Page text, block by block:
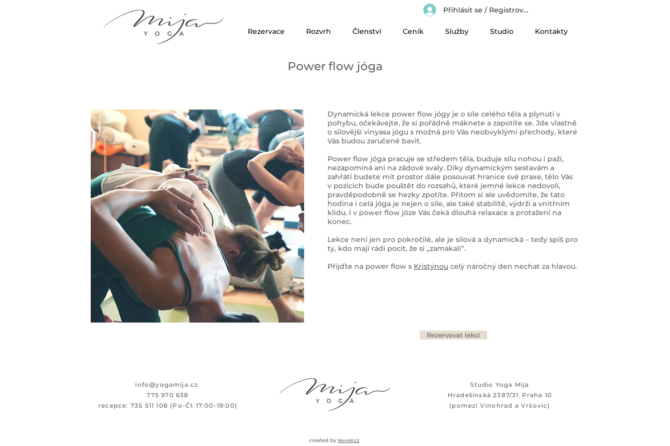
Přihlásit se / Registrovat
Rezervace Rozvrh Členství Ceník Služby Studio Kontakty
Power flow jóga
Dynamická lekce power flow jógy je o síle celého těla a plynutí v
pohybu, očekávejte, že si pořádně máknete a zapotíte se. Jde vlastně
o silovější vinyasa jógu s možná pro Vás neobvyklými přechody, které
Vás budou zaručeně bavit.
Power flow jóga pracuje se středem těla, buduje sílu nohou i paží,
nezapomíná ani na zádové svaly. Díky dynamickým sestavám a
zahřátí budete mít prostor dále posouvat hranice své praxe, tělo Vás
v pozicích bude pouštět do rozsahů, které jemné lekce nedovolí,
pravděpodobně se hezky zpotíte. Přitom si ale uvědomíte, že tato
hodina i celá jóga je nejen o síle, ale také stabilitě, výdrži a vnitřním
klidu. I v power flow józe Vás čeká dlouhá relaxace a protažení na
konec.
Lekce není jen pro pokročilé, ale je silová a dynamická – tedy spíš pro
ty, kdo mají rádi pocit, že si „zamakali“.
Přijďte na power flow s Kristýnou celý náročný den nechat za hlavou.
Rezervovat lekci
i nfo@yogamija.cz
775 970 638
recepce: 735 511 108 (Po-Čt 17:00-19:00)
Studio Yoga Mija
Hradešínská 2387/31 , Praha 10
(pomezí Vinohrad a Vršovic)
created by levvel.cz